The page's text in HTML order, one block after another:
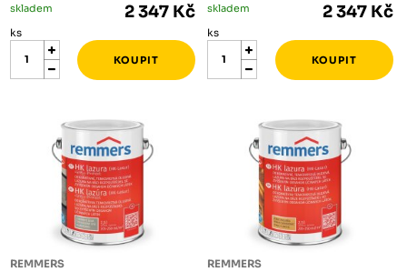
skladem 2 347 Kč
ks
skladem 2 347 Kč
ks
REMMERS REMMERS